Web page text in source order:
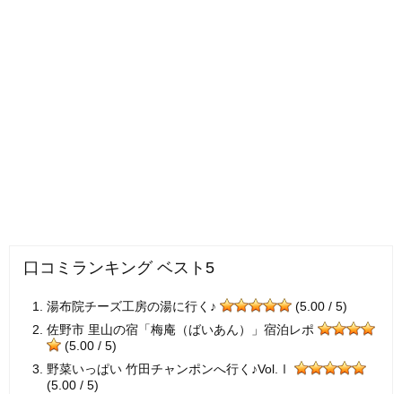
口コミランキング ベスト5
湯布院チーズ工房の湯に行く♪
(5.00 / 5)
佐野市 里山の宿「梅庵（ばいあん）」宿泊レポ
(5.00 / 5)
野菜いっぱい 竹田チャンポンへ行く♪Vol.Ⅰ
(5.00 / 5)